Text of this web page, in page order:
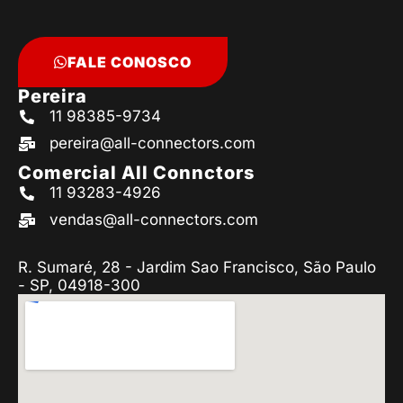
FALE CONOSCO
Pereira
11 98385-9734
pereira@all-connectors.com
Comercial All Connctors
11 93283-4926
vendas@all-connectors.com
R. Sumaré, 28 - Jardim Sao Francisco, São Paulo
- SP, 04918-300